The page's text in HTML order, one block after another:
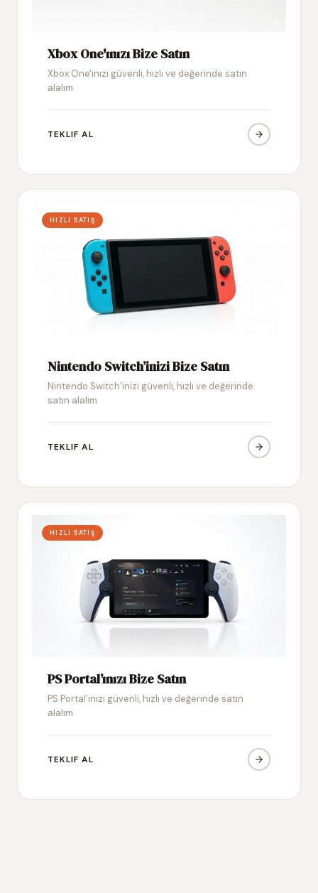
Xbox One'ınızı Bize Satın
Xbox One'ınızı güvenli, hızlı ve değerinde satın
alalım
TEKLIF AL
HIZLI SATIŞ
Nintendo Switch’inizi Bize Satın
Nintendo Switch’inizi güvenli, hızlı ve değerinde
satın alalım
TEKLIF AL
HIZLI SATIŞ
PS Portal’ınızı Bize Satın
PS Portal’ınızı güvenli, hızlı ve değerinde satın
alalım
TEKLIF AL